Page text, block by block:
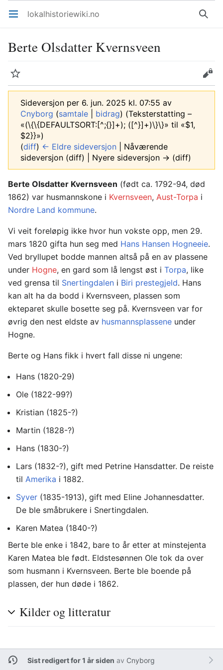
Åpne hovedmenyen lokalhistoriewiki.no Søk
Berte Olsdatter Kvernsveen
Overvåk Rediger
Sideversjon per 6. jun. 2025 kl. 07:55 av
Cnyborg (samtale bidrag) (Teksterstatting –
«(\{\{DEFAULTSORT:[^;{}]+); ([^}]+)\}\}» til «$1,
$2}}»)
(diff) ← Eldre sideversjon | Nåværende
sideversjon (diff) | Nyere sideversjon → (diff)
Berte Olsdatter Kvernsveen (født ca. 1792-94, død
1862) var husmannskone i Kvernsveen, Aust-Torpa i
Nordre Land kommune.
Vi veit foreløpig ikke hvor hun vokste opp, men 29.
mars 1820 gifta hun seg med Hans Hansen Hogneeie.
Ved bryllupet bodde mannen altså på en av plassene
under Hogne, en gard som lå lengst øst i Torpa, like
ved grensa til Snertingdalen i Biri prestegjeld. Hans
kan alt ha da bodd i Kvernsveen, plassen som
ekteparet skulle bosette seg på. Kvernsveen var for
øvrig den nest eldste av husmannsplassene under
Hogne.
Berte og Hans fikk i hvert fall disse ni ungene:
Hans (1820-29)
Ole (1822-99?)
Kristian (1825-?)
Martin (1828-?)
Hans (1830-?)
Lars (1832-?), gift med Petrine Hansdatter. De reiste
til Amerika i 1882.
Syver (1835-1913), gift med Eline Johannesdatter.
De ble småbrukere i Snertingdalen.
Karen Matea (1840-?)
Berte ble enke i 1842, bare to år etter at minstejenta
Karen Matea ble født. Eldstesønnen Ole tok da over
som husmann i Kvernsveen. Berte ble boende på
plassen, der hun døde i 1862.
Kilder og litteratur
Sist redigert for 1 år siden av Cnyborg